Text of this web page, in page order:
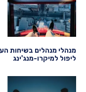
מנהלי מנהלים בשיחות
ליפול למיקרו-מנג'ינג